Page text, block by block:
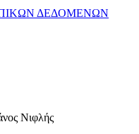
ΔΕΔΟΜΕΝΩΝ
Νιφλής